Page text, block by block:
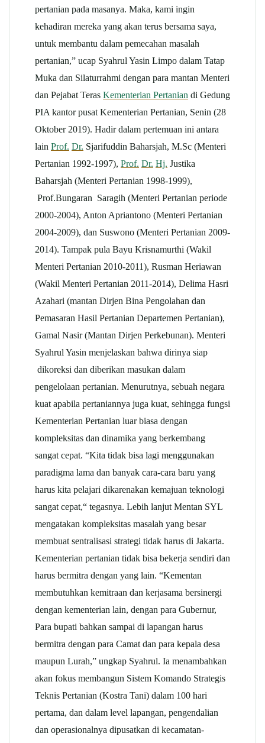
pertanian pada masanya. Maka, kami ingin
kehadiran mereka yang akan terus bersama saya,
untuk membantu dalam pemecahan masalah
pertanian,” ucap Syahrul Yasin Limpo dalam Tatap
Muka dan Silaturrahmi dengan para mantan Menteri
dan Pejabat Teras Kementerian Pertanian di Gedung
PIA kantor pusat Kementerian Pertanian, Senin (28
Oktober 2019). Hadir dalam pertemuan ini antara
lain Prof. Dr. Sjarifuddin Baharsjah, M.Sc (Menteri
Pertanian 1992-1997), Prof. Dr. Hj. Justika
Baharsjah (Menteri Pertanian 1998-1999),
Prof.Bungaran Saragih (Menteri Pertanian periode
2000-2004), Anton Apriantono (Menteri Pertanian
2004-2009), dan Suswono (Menteri Pertanian 2009-
2014). Tampak pula Bayu Krisnamurthi (Wakil
Menteri Pertanian 2010-2011), Rusman Heriawan
(Wakil Menteri Pertanian 2011-2014), Delima Hasri
Azahari (mantan Dirjen Bina Pengolahan dan
Pemasaran Hasil Pertanian Departemen Pertanian),
Gamal Nasir (Mantan Dirjen Perkebunan). Menteri
Syahrul Yasin menjelaskan bahwa dirinya siap
dikoreksi dan diberikan masukan dalam
pengelolaan pertanian. Menurutnya, sebuah negara
kuat apabila pertaniannya juga kuat, sehingga fungsi
Kementerian Pertanian luar biasa dengan
kompleksitas dan dinamika yang berkembang
sangat cepat. “Kita tidak bisa lagi menggunakan
paradigma lama dan banyak cara-cara baru yang
harus kita pelajari dikarenakan kemajuan teknologi
sangat cepat,“ tegasnya. Lebih lanjut Mentan SYL
mengatakan kompleksitas masalah yang besar
membuat sentralisasi strategi tidak harus di Jakarta.
Kementerian pertanian tidak bisa bekerja sendiri dan
harus bermitra dengan yang lain. “Kementan
membutuhkan kemitraan dan kerjasama bersinergi
dengan kementerian lain, dengan para Gubernur,
Para bupati bahkan sampai di lapangan harus
bermitra dengan para Camat dan para kepala desa
maupun Lurah,” ungkap Syahrul. Ia menambahkan
akan fokus membangun Sistem Komando Strategis
Teknis Pertanian (Kostra Tani) dalam 100 hari
pertama, dan dalam level lapangan, pengendalian
dan operasionalnya dipusatkan di kecamatan-